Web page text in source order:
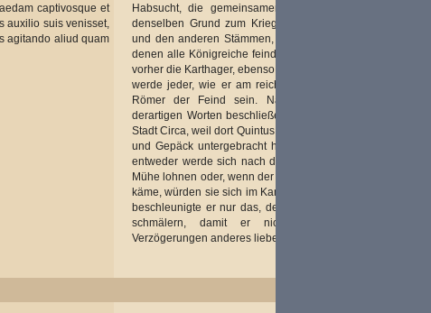
captivosque et
auxilio suis venisset,
agitando aliud quam
Habsucht, die gemeinsamen Feinde aller; sie hätten
denselben Grund zum Krieg mit Bocchus, wie mit ihm
und den anderen Stämmen, die Lust zu herrschen, sie,
denen alle Königreiche feindlich seien: da sei er, wenig
vorher die Karthager, ebenso der König Perseus, danach
werde jeder, wie er am reichsten erscheine, so für die
Römer der Feind sein. Nach diesen und anderen
derartigen Worten beschließen sie ihren Marsch zu der
Stadt Circa, weil dort Quintus Metellus Beute, Gefangene
und Gepäck untergebracht hatte. So, glaubte Jugurtha,
entweder werde sich nach der Eroberung der Stadt die
Mühe lohnen oder, wenn der Römer den Seinen zu Hilfe
käme, würden sie sich im Kampf messen. Denn erfahren
beschleunigte er nur das, den Frieden des Bocchus zu
schmälern, damit er nicht durch Treiben von
Verzögerungen anderes lieber wolle als Krieg.